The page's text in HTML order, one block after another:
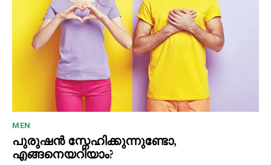
MEN
പുരുഷൻ സ്നേഹിക്കുന്നുണ്ടോ,
എങ്ങനെയറിയാം?